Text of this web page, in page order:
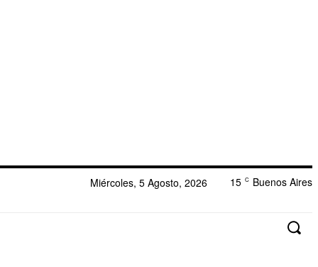
15 C Buenos Aires
Miércoles, 5 Agosto, 2026